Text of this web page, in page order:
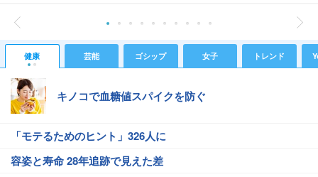
健康 芸能 ゴシップ 女子 トレンド
キノコで血糖値スパイクを防ぐ
「モテるためのヒント」326人に
容姿と寿命 28年追跡で見えた差